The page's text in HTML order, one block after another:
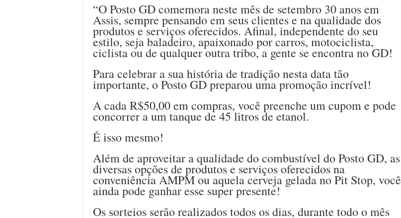
“O Posto GD comemora neste mês de setembro 30 anos em
Assis, sempre pensando em seus clientes e na qualidade dos
produtos e serviços oferecidos. Afinal, independente do seu
estilo, seja baladeiro, apaixonado por carros, motociclista,
ciclista ou de qualquer outra tribo, a gente se encontra no GD!
Para celebrar a sua história de tradição nesta data tão
importante, o Posto GD preparou uma promoção incrível!
A cada R$50,00 em compras, você preenche um cupom e pode
concorrer a um tanque de 45 litros de etanol.
É isso mesmo!
Além de aproveitar a qualidade do combustível do Posto GD, as
diversas opções de produtos e serviços oferecidos na
conveniência AMPM ou aquela cerveja gelada no Pit Stop, você
ainda pode ganhar esse super presente!
Os sorteios serão realizados todos os dias, durante todo o mês